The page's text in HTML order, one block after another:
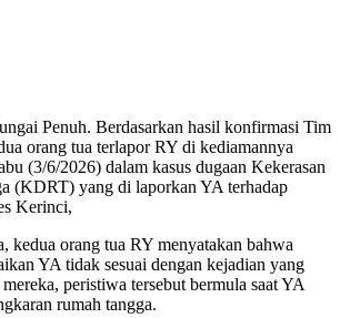
Penuh. Berdasarkan hasil konfirmasi Tim
orang tua terlapor RY di kediamannya
(3/6/2026) dalam kasus dugaan Kekerasan
(KDRT) yang di laporkan YA terhadap
Kerinci,
kedua orang tua RY menyatakan bahwa
YA tidak sesuai dengan kejadian yang
peristiwa tersebut bermula saat YA
rumah tangga.